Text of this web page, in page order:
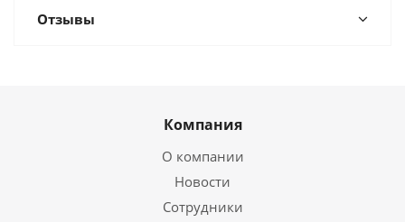
Отзывы
Компания
О компании
Новости
Сотрудники